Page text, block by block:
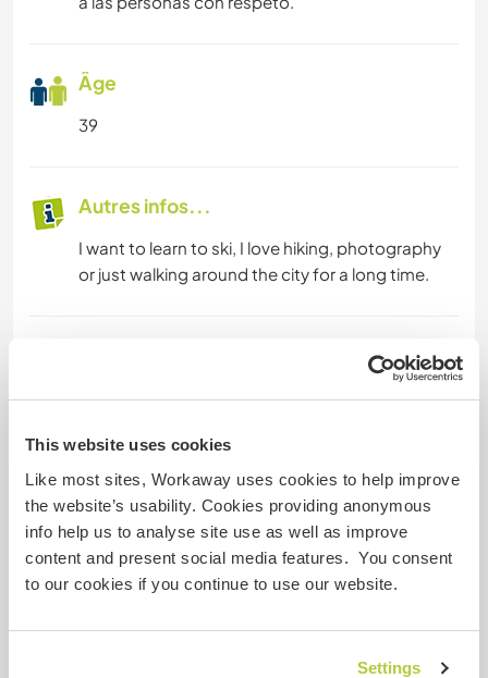
This website uses cookies
Like most sites, Workaway uses cookies to help improve
the website’s usability. Cookies providing anonymous
info help us to analyse site use as well as improve
content and present social media features. You consent
to our cookies if you continue to use our website.
Settings
Âge
39
Autres infos...
I want to learn to ski, I love hiking, photography
or just walking around the city for a long time.
Fumeur
Permis de conduire
Allergies
Régime alimentaire spécial